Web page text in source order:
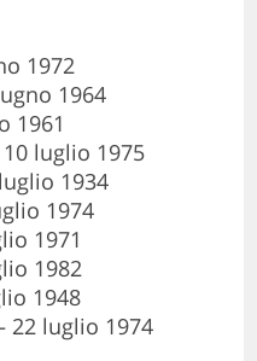
1972
1964
1961
10 luglio 1975
1934
1974
1971
1982
1948
22 luglio 1974